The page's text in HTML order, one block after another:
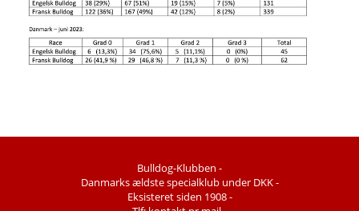
Bulldog-Klubben -
Danmarks ældste specialklub under DKK -
Eksisteret siden 1908 -